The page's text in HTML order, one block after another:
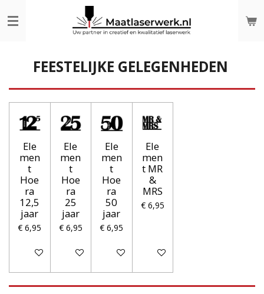
direct
hoofdinhoudFEESTELIJKE GELEGENHEDEN
Ele
men
t
Hoe
ra
12,5
jaar
€ 6,95
In winkelwagen
Ele
men
t
Hoe
ra
25
jaar
€ 6,95
In winkelwagen
Ele
men
t
Hoe
ra
50
jaar
€ 6,95
In winkelwagen
Ele
men
t MR
&
MRS
€ 6,95
In winkelwagen